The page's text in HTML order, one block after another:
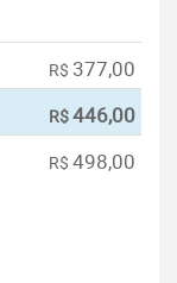
R$ 377,00
R$446,00
R$ 498,00